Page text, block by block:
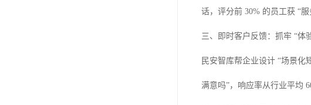
话，评分前 30% 的员工获 “
三、即时客户反馈：抓牢 “体
民安智库帮企业设计 “场景
满意吗”，响应率从行业平均